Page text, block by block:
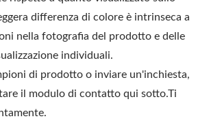
differenza di colore è intrinseca a
nella fotografia del prodotto e delle
individuali.
di prodotto o inviare un'inchiesta,
il modulo di contatto qui sotto.Ti